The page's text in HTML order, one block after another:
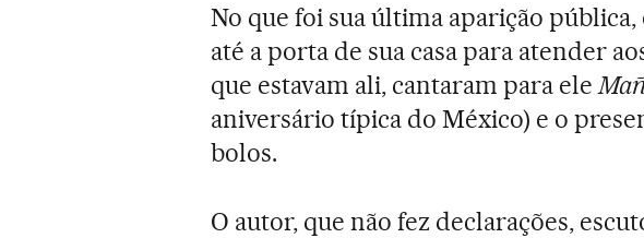
No que foi sua última aparição
até a porta de sua casa para atender
que estavam ali, cantaram para ele
aniversário típica do México) e o
bolos.
O autor, que não fez declarações,